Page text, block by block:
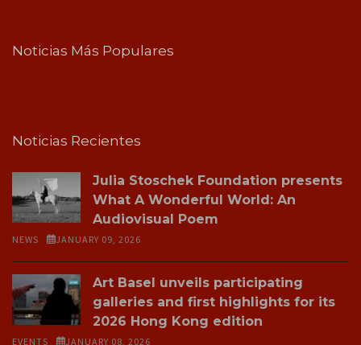
Noticias Más Populares
Noticias Recientes
Julia Stoschek Foundation presents
What A Wonderful World: An
Audiovisual Poem
NEWS JANUARY 09, 2026
Art Basel unveils participating
galleries and first highlights for its
2026 Hong Kong edition
EVENTS JANUARY 08, 2026